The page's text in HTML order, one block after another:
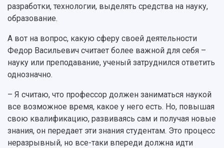
разработки, технологии, выделять средства на науку,
образование.
А вот на вопрос, какую сферу своей деятельности
Федор Васильевич считает более важной для себя –
науку или преподавание, ученый затруднился ответить
однозначно.
– Я считаю, что профессор должен заниматься наукой
все возможное время, какое у него есть. Но, повышая
свою квалификацию, развиваясь сам и получая новые
знания, он передает эти знания студентам. Это процесс
неразрывный, но все-таки впереди должна идти